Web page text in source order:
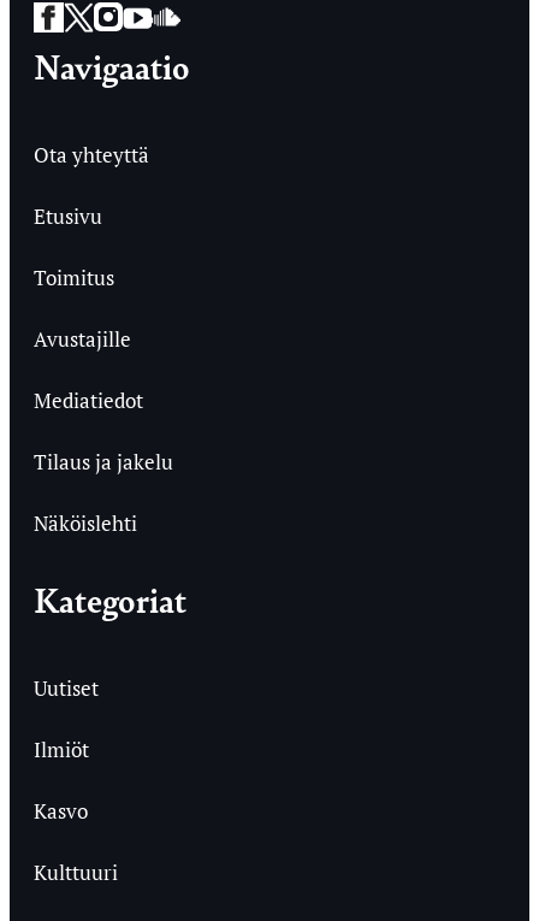
Facebook
Twitter
Instagram
YouTube
SoundCloud
Navigaatio
Ota yhteyttä
Etusivu
Toimitus
Avustajille
Mediatiedot
Tilaus ja jakelu
Näköislehti
Kategoriat
Uutiset
Ilmiöt
Kasvo
Kulttuuri